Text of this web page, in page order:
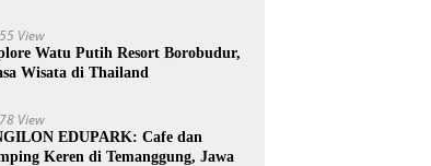
View
Watu Putih Resort Borobudur,
Wisata di Thailand
View
EDUPARK: Cafe dan
Keren di Temanggung, Jawa